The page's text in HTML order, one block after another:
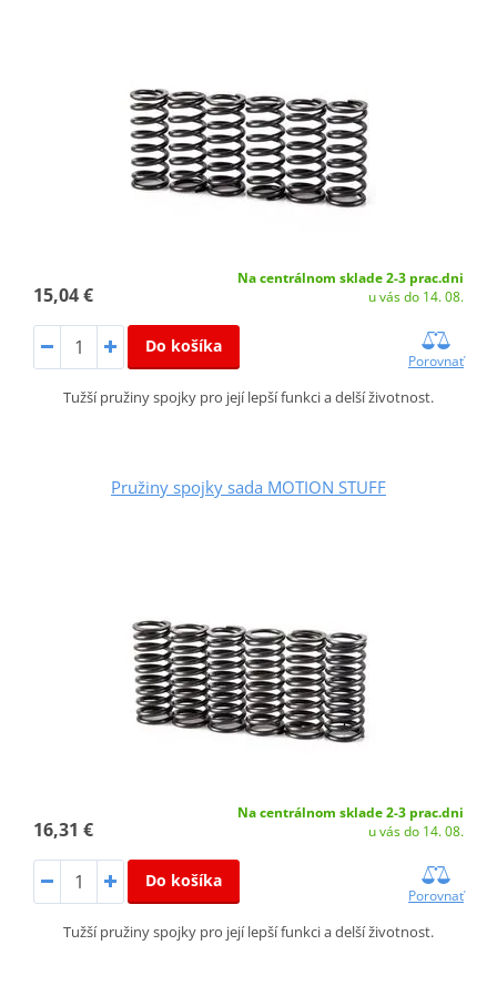
15,04 €
Na centrálnom sklade 2-3 prac.dni
u vás do 14. 08.
Do košíka
Porovnať
Tužší pružiny spojky pro její lepší funkci a delší životnost.
Pružiny spojky sada MOTION STUFF
16,31 €
Na centrálnom sklade 2-3 prac.dni
u vás do 14. 08.
Do košíka
Porovnať
Tužší pružiny spojky pro její lepší funkci a delší životnost.